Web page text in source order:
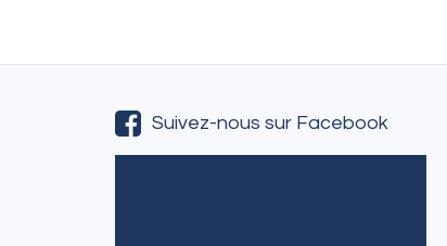
Suivez-nous sur Facebook